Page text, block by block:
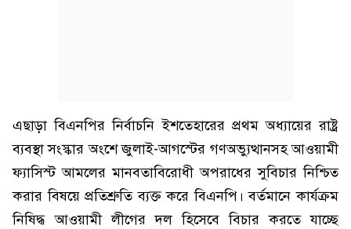
এছাড়া বিএনপির নির্বাচনি ইশতেহারের প্রথম অধ্যায়ের রাষ্ট্র
ব্যবস্থা সংস্কার অংশে জুলাই-আগস্টের গণঅভ্যুত্থানসহ আওয়ামী
ফ্যাসিস্ট আমলের মানবতাবিরোধী অপরাধের সুবিচার নিশ্চিত
করার বিষয়ে প্রতিশ্রুতি ব্যক্ত করে বিএনপি। বর্তমানে কার্যক্রম
নিষিদ্ধ আওয়ামী লীগের দল হিসেবে বিচার করতে যাচ্ছে